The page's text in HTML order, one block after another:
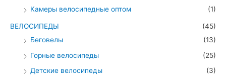
Камеры велосипедные оптом
(1)
ВЕЛОСИПЕДЫ
(45)
Беговелы
(13)
Горные велосипеды
(25)
Детские велосипеды
(3)